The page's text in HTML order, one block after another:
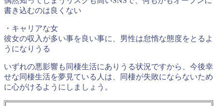
書き込むのは良くない
・キャリアな女
彼女の収入が多い事を良い事に、男性は怠惰な態度をとるよ
うになりうる
いずれの悪影響も同棲生活にありうる状況ですから、今後幸
せな同棲生活を夢見ている人は、同棲が失敗にならないため
に心がけるようにしましょう。